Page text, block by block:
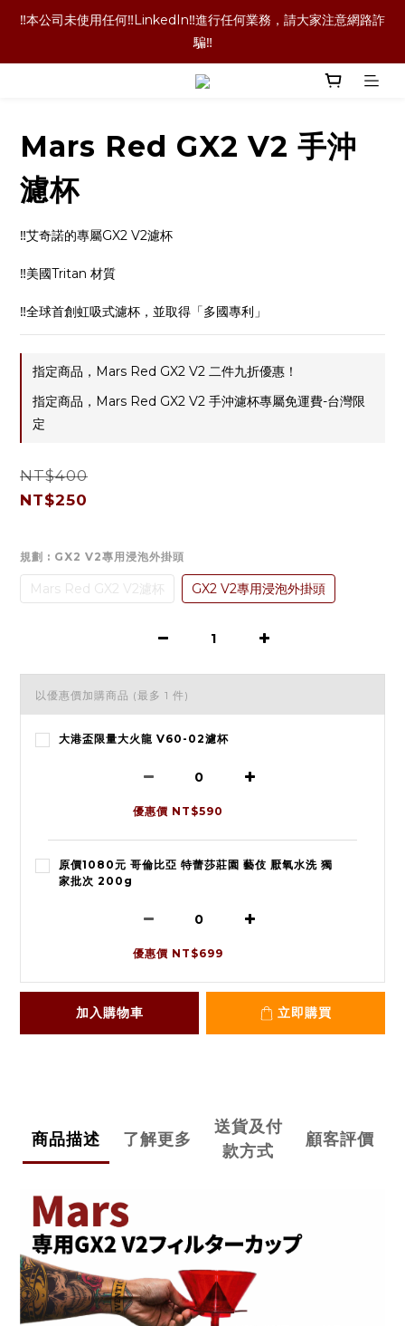
‼️本公司未使用任何‼️LinkedIn‼️進行任何業務，請大家注意網路詐
騙‼️
‼️本公司未使用任何‼️LinkedIn‼️進行任何業務，請大家注意網路詐
騙‼️
‼️咖啡豆喝完了！咖啡袋就丟掉嗎！當然不是囉！長期購買的老客
‼️單品咖啡任選二包9折優惠！買更多折扣越多喔‼️
‼️本公司未使用任何‼️LinkedIn‼️進行任何業務，請大家注意網路詐
Mars Red GX2 V2 手沖
濾杯
‼️艾奇諾的專屬GX2 V2濾杯
‼️美國Tritan 材質
‼️全球首創虹吸式濾杯，並取得「多國專利」
指定商品，Mars Red GX2 V2 二件九折優惠！
指定商品，Mars Red GX2 V2 手沖濾杯專屬免運費-台灣限
定
NT$400
NT$250
規劃 : GX2 V2專用浸泡外掛頭
Mars Red GX2 V2濾杯 GX2 V2專用浸泡外掛頭
以優惠價加購商品 (最多 1 件)
大港盃限量大火龍 V60-02濾杯
優惠價 NT$590
原價1080元 哥倫比亞 特蕾莎莊園 藝伎 厭氧水洗 獨
家批次 200g
優惠價 NT$699
加入購物車 立即購買
商品描述 了解更多
送貨及付
款方式
顧客評價